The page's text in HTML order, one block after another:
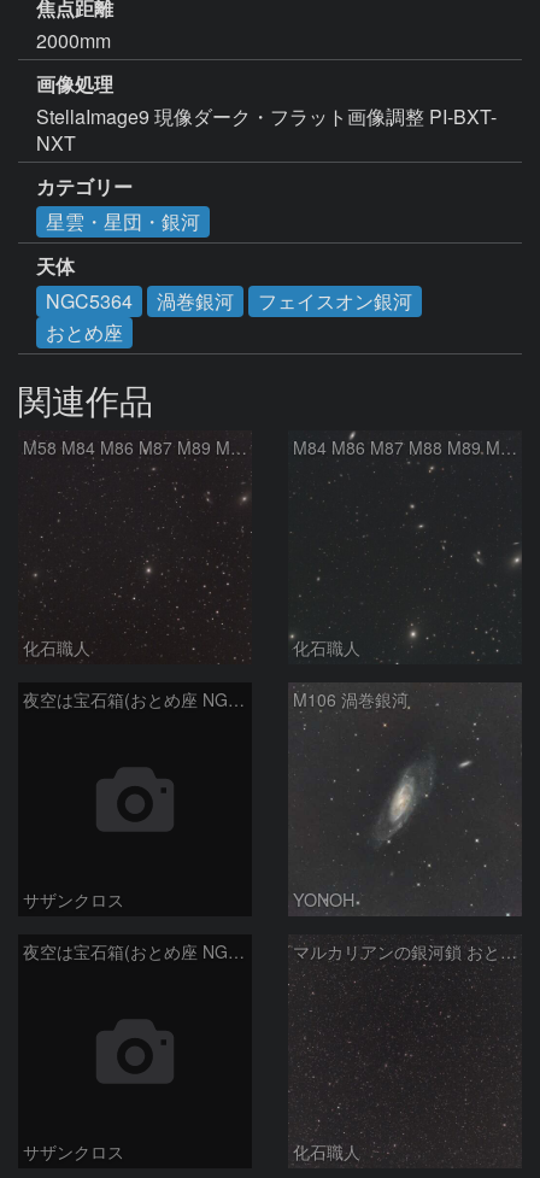
焦点距離
2000mm
画像処理
StellaImage9 現像ダーク・フラット画像調整 PI-BXT-
NXT
カテゴリー
星雲・星団・銀河
天体
NGC5364
渦巻銀河
フェイスオン銀河
おとめ座
関連作品
M58 M84 M86 M87 M89 M90 マルカリアンの銀河鎖 おとめ座 かみのけ座
化石職人
M84 M86 M87 M88 M89 M90 M91 マルカリアンの銀河鎖 おとめ座 かみのけ座
化石職人
夜空は宝石箱(おとめ座 NGC5566) Seestar50
サザンクロス
M106 渦巻銀河
YONOH
夜空は宝石箱(おとめ座 NGC5746) Seestar50
サザンクロス
マルカリアンの銀河鎖 おとめ座・ かみのけ座の銀河
化石職人